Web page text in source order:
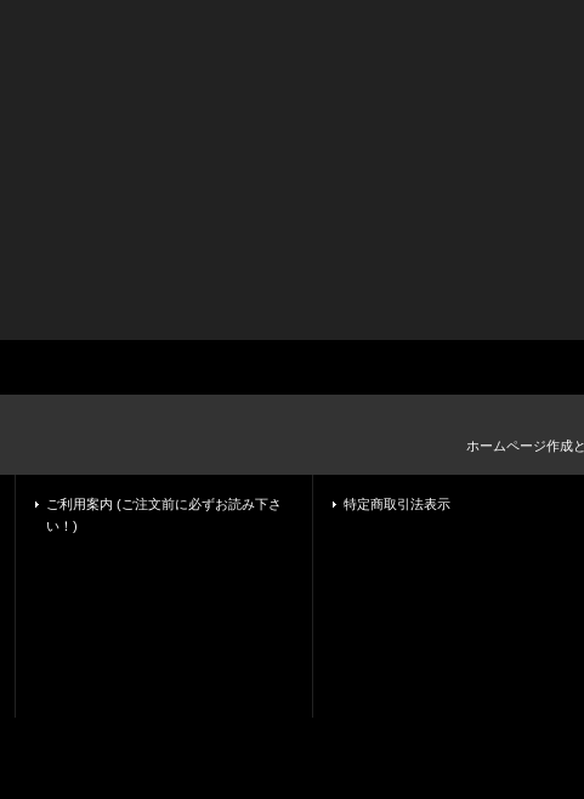
ホームページ作成
ご利用案内 (ご注文前に必ずお読み下さ
い！)
特定商取引法表示